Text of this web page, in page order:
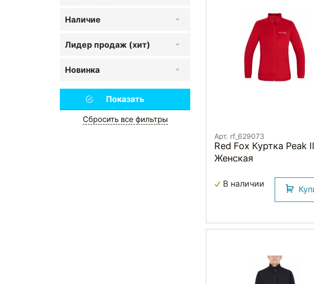
Наличие
Лидер продаж (хит)
Новинка
Сбросить все фильтры
Арт. rf_629073
Red Fox Куртка Peak
Женская
В наличии